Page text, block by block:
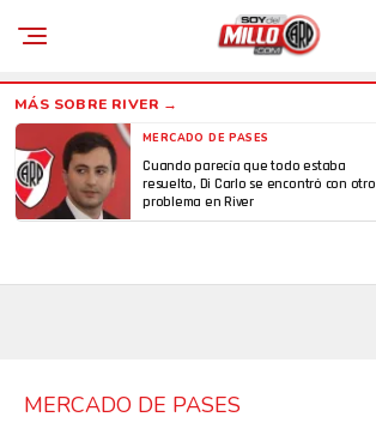
MERCADO DE PASES
Cuando parecía que todo estaba
resuelto, Di Carlo se encontró con otro
problema en River
MERCADO DE PASES